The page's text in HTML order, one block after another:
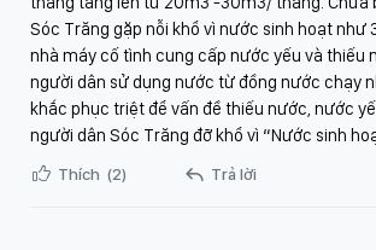
Sóc Trăng gặp nỗi khổ vì nước sinh hoạt như
nhà máy cố tình cung cấp nước yếu và thiếu
người dân sử dụng nước từ đồng nước chạy
khắc phục triệt để vấn đề thiếu nước, nước
người dân Sóc Trăng đỡ khổ vì “Nước sinh
Thích (2) Trả lời